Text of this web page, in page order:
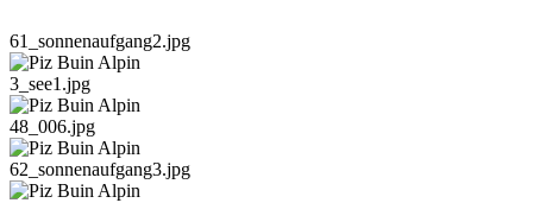
61_sonnenaufgang2.jpg
3_see1.jpg
48_006.jpg
62_sonnenaufgang3.jpg